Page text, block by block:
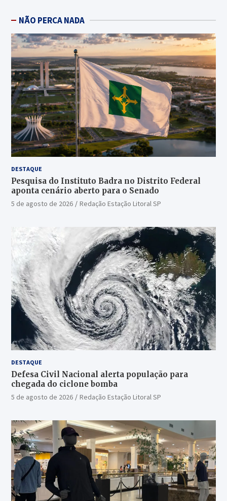
NÃO PERCA NADA
DESTAQUE
Pesquisa do Instituto Badra no Distrito Federal
aponta cenário aberto para o Senado
5 de agosto de 2026 Redação Estação Litoral SP
DESTAQUE
Defesa Civil Nacional alerta população para
chegada do ciclone bomba
5 de agosto de 2026 Redação Estação Litoral SP